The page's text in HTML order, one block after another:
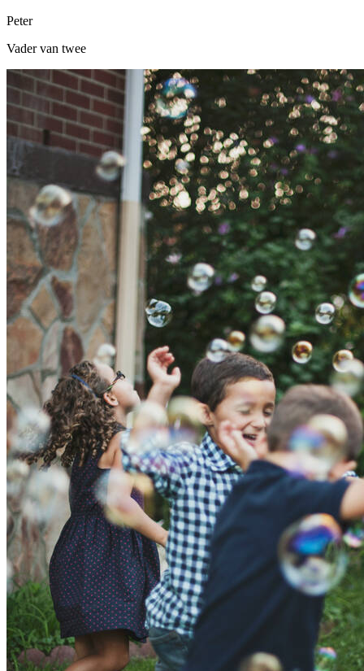
Peter
Vader van twee